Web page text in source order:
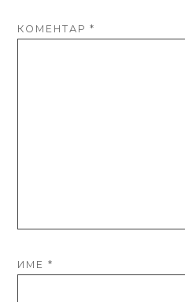
КОМЕНТАР*
ИМЕ*